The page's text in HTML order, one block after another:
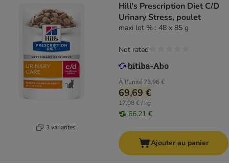
3 variantes
Hill's Prescription Diet C/D
Urinary Stress, poulet
maxi lot % : 48 x 85 g
À l'unité 73,96 €
69,69 €
17,08 € / kg
66,21 €
Not rated
Ajouter au panier